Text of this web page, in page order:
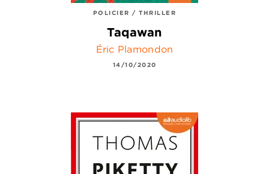
POLICIER / THRILLER
Taqawan
Éric Plamondon
14/10/2020